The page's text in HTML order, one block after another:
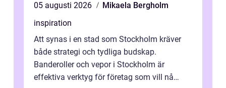
05 augusti 2026
Mikaela Bergholm
inspiration
Att synas i en stad som Stockholm kräver
både strategi och tydliga budskap.
Banderoller och vepor i Stockholm är
effektiva verktyg för företag som vill nå